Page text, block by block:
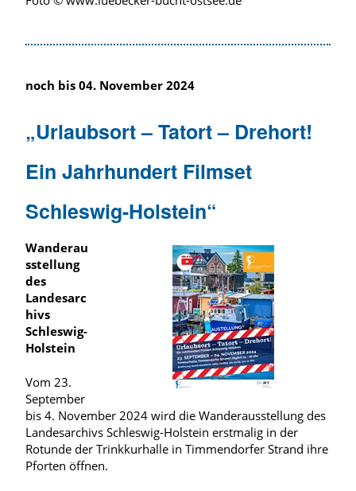
noch bis 04. November 2024
„Urlaubsort – Tatort – Drehort!
Ein Jahrhundert Filmset
Schleswig-Holstein“
Wanderau
sstellung
des
Landesarc
hivs
Schleswig-
Holstein
Vom 23.
September
bis 4. November 2024 wird die Wanderausstellung des
Landesarchivs Schleswig-Holstein erstmalig in der
Rotunde der Trinkkurhalle in Timmendorfer Strand ihre
Pforten öffnen.